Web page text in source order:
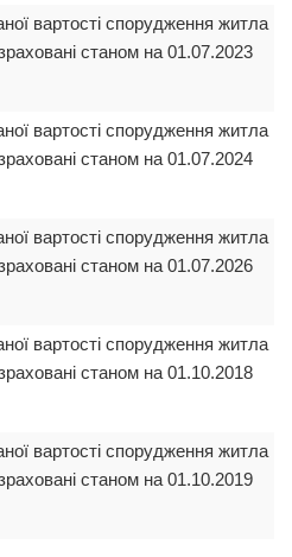
вартості спорудження житла
станом на 01.07.2023
вартості спорудження житла
станом на 01.07.2024
вартості спорудження житла
станом на 01.07.2026
вартості спорудження житла
станом на 01.10.2018
вартості спорудження житла
станом на 01.10.2019